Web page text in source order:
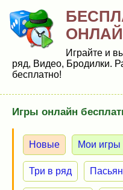
Играйте и
ряд, Видео, Бродилки.
бесплатно!
Игры онлайн
Новые Мои игры
Три в ряд